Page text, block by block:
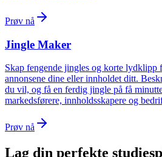
Prøv nå
Jingle Maker
Skap fengende jingles og korte lydklipp
annonsene dine eller innholdet ditt.
du vil, og få en ferdig jingle på få
markedsførere, innholdsskapere og
Prøv nå
Lag din perfekte